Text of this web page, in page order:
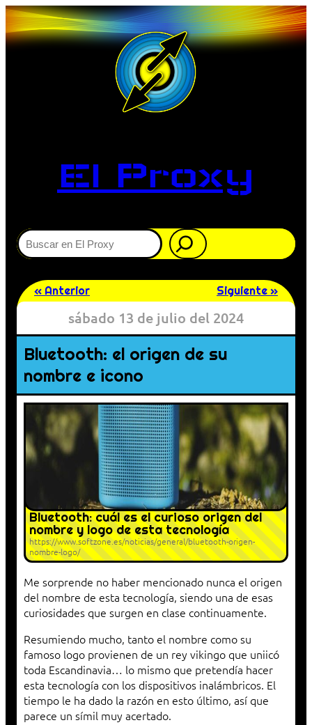
El Proxy
Buscar
« Anterior Siguiente »
sábado 13 de julio del 2024
Bluetooth: el origen de su
nombre e icono
Bluetooth: cuál es el curioso origen del
nombre y logo de esta tecnología
https://www.softzone.es/noticias/general/bluetooth-origen-
nombre-logo/
Me sorprende no haber mencionado nunca el origen
del nombre de esta tecnología, siendo una de esas
curiosidades que surgen en clase continuamente.
Resumiendo mucho, tanto el nombre como su
famoso logo provienen de un rey vikingo que uniicó
toda Escandinavia… lo mismo que pretendía hacer
esta tecnología con los dispositivos inalámbricos. El
tiempo le ha dado la razón en esto último, así que
parece un símil muy acertado.